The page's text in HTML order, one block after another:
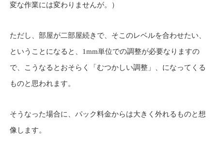
変な作業には変わりませんが。）
ただし、部屋が二部屋続きで、そこのレベルを合わせたい、
ということになると、1mm単位での調整が必要なりますの
で、こうなるとおそらく「むつかしい調整」、になってくる
ものと思われます。
そうなった場合に、パック料金からは大きく外れるものと想
像します。